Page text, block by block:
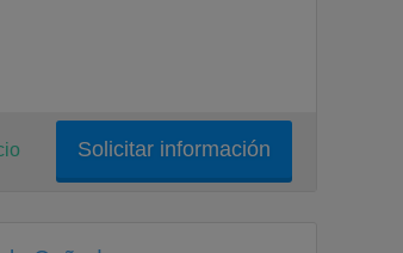
Solicitar información